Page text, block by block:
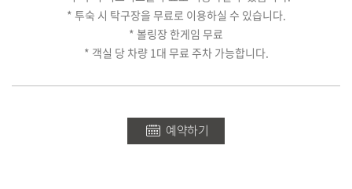
* 투숙 시 탁구장을 무료로 이용하실 수 있습니다.
* 볼링장 한게임 무료
* 객실 당 차량 1대 무료 주차 가능합니다.
예약하기